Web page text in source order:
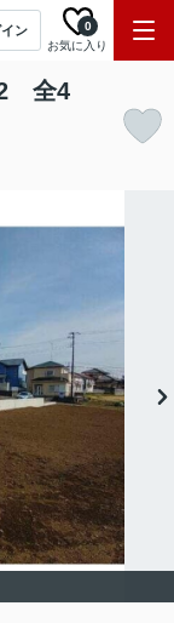
イン
お気に入り
0
2 全4